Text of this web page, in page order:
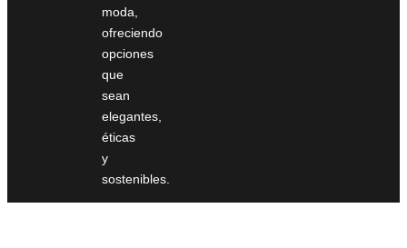
moda,
ofreciendo
opciones
que
sean
elegantes,
éticas
y
sostenibles.